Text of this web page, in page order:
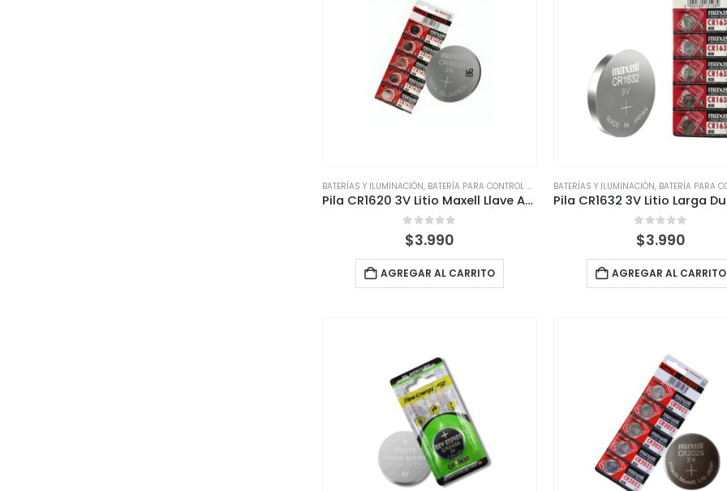
BATERÍAS Y ILUMINACIÓN, BATERÍA PARA CONTROL REMOTO ,BATERÍAS
Pila CR1620 3V Litio Maxell Llave Auto Control Reloj
0out of 5
$3.990
AGREGAR AL CARRITO
BATERÍAS Y ILUMINACIÓN, BATERÍA PARA
0out of 5
$3.990
AGREGAR AL CARRITO